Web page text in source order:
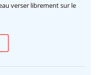
verser librement sur le